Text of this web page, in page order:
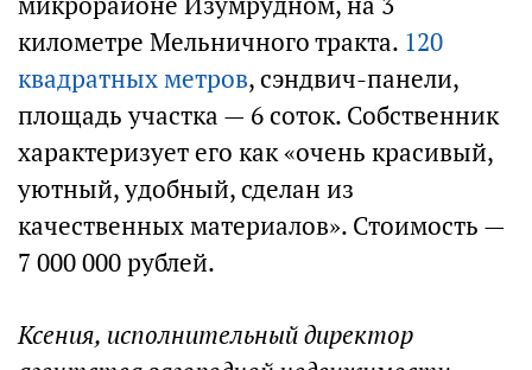
километре Мельничного тракта. 120
квадратных метров, сэндвич-панели,
площадь участка — 6 соток. Собственник
характеризует его как «очень красивый,
уютный, удобный, сделан из
качественных материалов». Стоимость —
7 000 000 рублей.
Ксения, исполнительный директор